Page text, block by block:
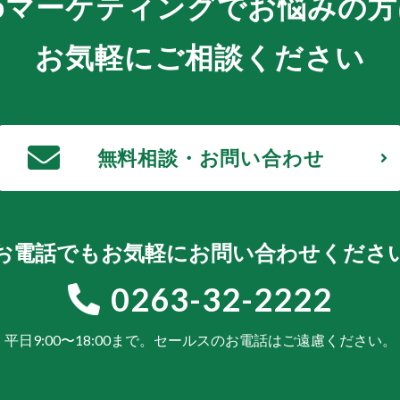
お気軽にご相談ください
無料相談・お問い合わせ
電話でもお気軽にお問い合わせくださ
0263-32-2222
平日9:00〜18:00まで。 セールスのお電話はご遠慮ください。